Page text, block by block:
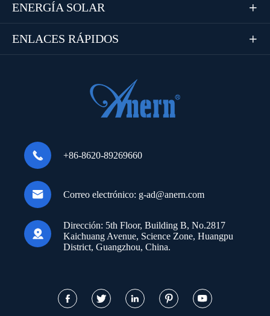
ENERGÍA SOLAR 
ENLACES RÁPIDOS 
 +86-8620-89269660
 Correo electrónico: g-ad@anern.com

Dirección: 5th Floor, Building B, No.2817
Kaichuang Avenue, Science Zone, Huangpu
District, Guangzhou, China.
    